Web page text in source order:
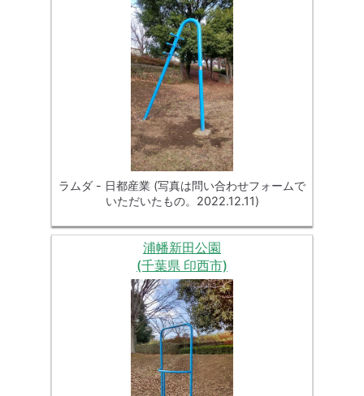
ラムダ - 日都産業 (写真は問い合わせフォームで
いただいたもの。2022.12.11)
浦幡新田公園
(千葉県 印西市)